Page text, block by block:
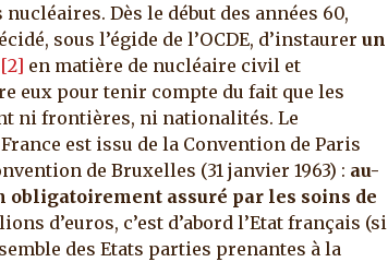
Dès le début des années 60,
sous l’égide de l’OCDE, d’instaurer un
[2] en matière de nucléaire civil et
eux pour tenir compte du fait que les
ni frontières, ni nationalités. Le
est issu de la Convention de Paris
de Bruxelles (31 janvier 1963) : au-
obligatoirement assuré par les soins de
d’euros, c’est d’abord l’Etat français (si
des Etats parties prenantes à la